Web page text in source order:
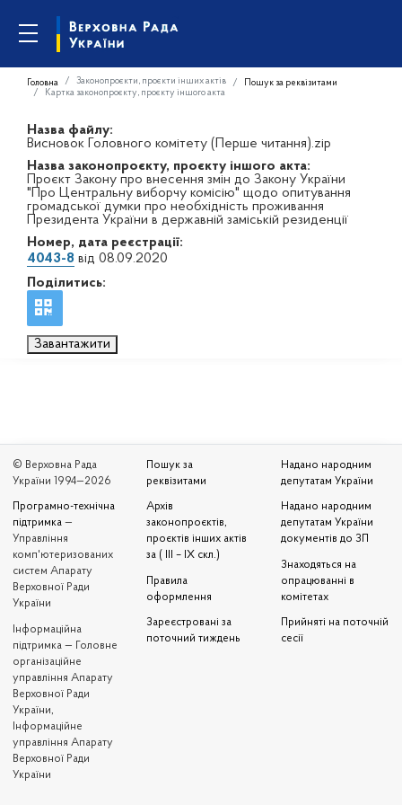
Головна Законопроєкти, проєкти інших актів
Пошук за реквізитами
Картка законопроєкту, проєкту іншого акта
Назва файлу:
Висновок Головного комітету (Перше читання).zip
Назва законопроєкту, проєкту іншого акта:
Проєкт Закону про внесення змін до Закону України
"Про Центральну виборчу комісію" щодо опитування
громадської думки про необхідність проживання
Президента України в державній заміській резиденції
Номер, дата реєстрації:
4043-8 від 08.09.2020
Поділитись:
Завантажити
© Верховна Рада
України 1994—2026
Програмно-технічна
підтримка —
Управління
комп'ютеризованих
систем Апарату
Верховної Ради
України
Iнформаційна
підтримка — Головне
організаційне
управління Апарату
Верховної Ради
України,
Інформаційне
управління Апарату
Верховної Ради
України
Пошук за
реквізитами
Архів
законопроєктів,
проєктів інших актів
за ( III – IX скл.)
Правила
оформлення
Зареєстровані за
поточний тиждень
Надано народним
депутатам України
Надано народним
депутатам України
документів до ЗП
Знаходяться на
опрацюванні в
комітетах
Прийняті на поточній
сесії